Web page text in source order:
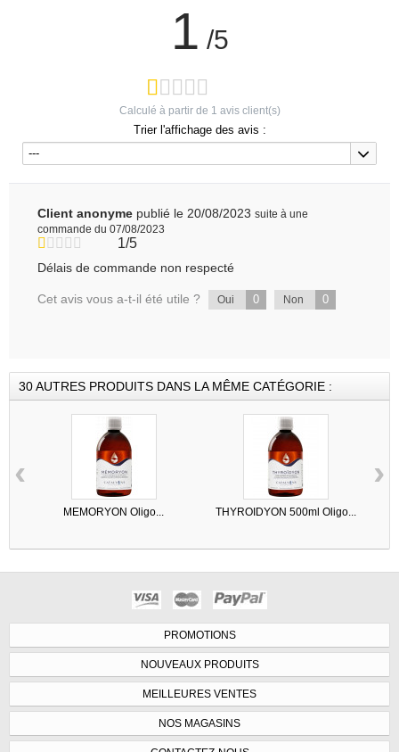
1 /5
Calculé à partir de 1 avis client(s)
Trier l'affichage des avis :
---
Client anonyme publié le 20/08/2023 suite à une
commande du 07/08/2023
1/5
Délais de commande non respecté
Cet avis vous a-t-il été utile ? Oui 0 Non 0
30 AUTRES PRODUITS DANS LA MÊME CATÉGORIE :
MEMORYON Oligo... THYROIDYON 500ml Oligo...
‹ ›
PROMOTIONS
NOUVEAUX PRODUITS
MEILLEURES VENTES
NOS MAGASINS